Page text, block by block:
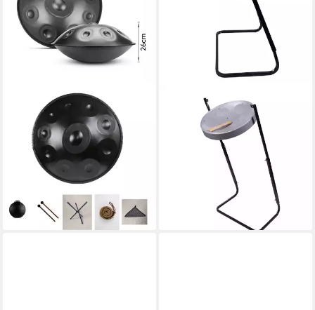
FINE LIFE PRO
Handtrommel Handpan-
Trommel (Stahl-Percussion-
Instrument) – 10 Töne,
einfarbig
280,00 € 323,00 €
-13%
lieferbar - in 4-5 Werktagen bei dir
FINE LIFE PRO
Handtrommel Handgefertigte
16-Zoll-Steel-Tongue-Drum
(Trinidad-Stil)
lieferbar - in 4-5 Werktagen bei dir